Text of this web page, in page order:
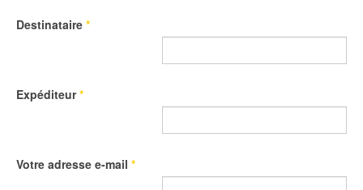
Destinataire *
Expéditeur*
Votre adresse e-mail *